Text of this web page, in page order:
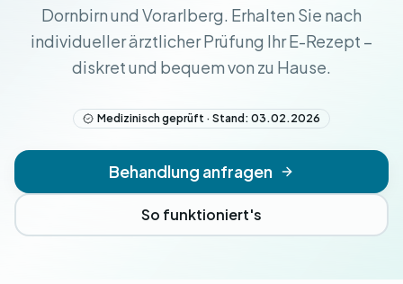
Dornbirn und Vorarlberg. Erhalten Sie nach
individueller ärztlicher Prüfung Ihr E-Rezept –
diskret und bequem von zu Hause.
Medizinisch geprüft · Stand: 03.02.2026
Behandlung anfragen
So funktioniert's